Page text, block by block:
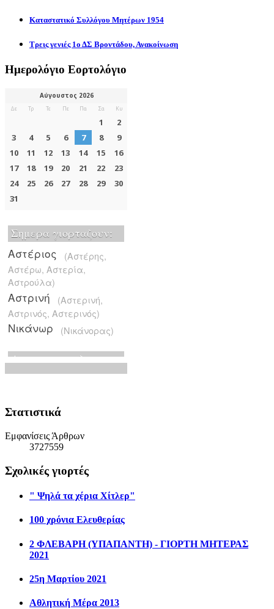
Καταστατικό Συλλόγου Μητέρων 1954
Τρεις γενιές 1ο ΔΣ Βροντάδου, Ανακοίνωση
Ημερολόγιο Εορτολόγιο
Στατιστικά
Εμφανίσεις Άρθρων
3727559
Σχολικές γιορτές
" Ψηλά τα χέρια Χίτλερ"
100 χρόνια Ελευθερίας
2 ΦΛΕΒΑΡΗ (ΥΠΑΠΑΝΤΗ) - ΓΙΟΡΤΗ ΜΗΤΕΡΑΣ
2021
25η Μαρτίου 2021
Αθλητική Μέρα 2013